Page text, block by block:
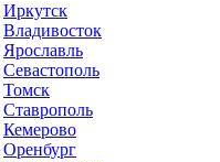
Иркутск
Владивосток
Ярославль
Севастополь
Томск
Ставрополь
Кемерово
Оренбург